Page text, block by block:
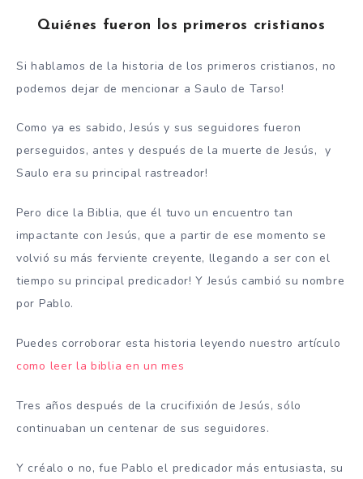
Quiénes fueron los primeros cristianos
Si hablamos de la historia de los primeros cristianos, no
podemos dejar de mencionar a Saulo de Tarso!
Como ya es sabido, Jesús y sus seguidores fueron
perseguidos, antes y después de la muerte de Jesús, y
Saulo era su principal rastreador!
Pero dice la Biblia, que él tuvo un encuentro tan
impactante con Jesús, que a partir de ese momento se
volvió su más ferviente creyente, llegando a ser con el
tiempo su principal predicador! Y Jesús cambió su nombre
por Pablo.
Puedes corroborar esta historia leyendo nuestro artículo
como leer la biblia en un mes
Tres años después de la crucifixión de Jesús, sólo
continuaban un centenar de sus seguidores.
Y créalo o no, fue Pablo el predicador más entusiasta, su